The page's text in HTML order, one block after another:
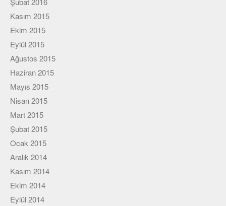
Kasım 2015
Ekim 2015
Eylül 2015
Ağustos 2015
Haziran 2015
Mayıs 2015
Nisan 2015
Mart 2015
Şubat 2015
Ocak 2015
Aralık 2014
Kasım 2014
Ekim 2014
Eylül 2014